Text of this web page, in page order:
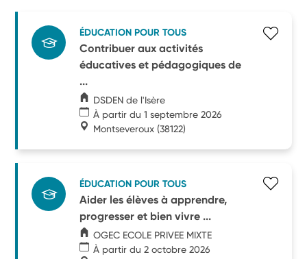
ÉDUCATION POUR TOUS
Contribuer aux activités
éducatives et pédagogiques de
...
DSDEN de l'Isère
À partir du 1 septembre 2026
Montseveroux (38122)
ÉDUCATION POUR TOUS
Aider les élèves à apprendre,
progresser et bien vivre ...
OGEC ECOLE PRIVEE MIXTE
À partir du 2 octobre 2026